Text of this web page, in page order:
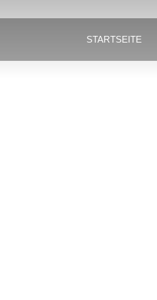
STARTSEITE